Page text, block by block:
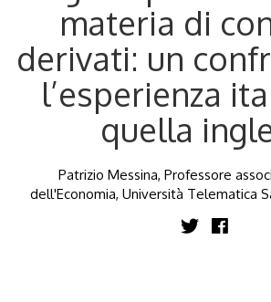
materia di
derivati: un
l’esperienza
quella
Patrizio Messina, Professore
dell'Economia, Università Telematica